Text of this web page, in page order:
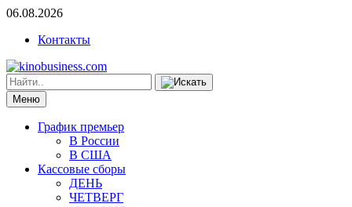
06.08.2026
Контакты
Меню
График премьер
В России
В США
Кассовые сборы
ДЕНЬ
ЧЕТВЕРГ